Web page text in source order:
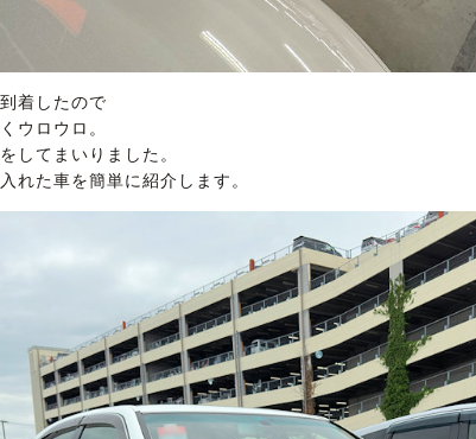
着したので
ウロウロ。
してまいりました。
れた車を簡単に紹介します。